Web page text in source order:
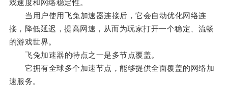
戏速度和网络稳定性。
当用户使用飞兔加速器连接后，它会自动优化网络连
接，降低延迟，提高网速，从而为玩家打开一个稳定、流畅
的游戏世界。
飞兔加速器的特点之一是多节点覆盖。
它拥有全球多个加速节点，能够提供全面覆盖的网络加
速服务。